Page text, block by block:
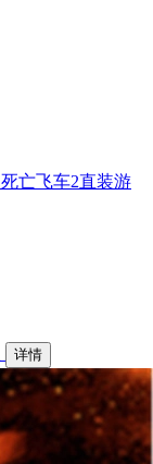
死亡飞车2直装游
详情